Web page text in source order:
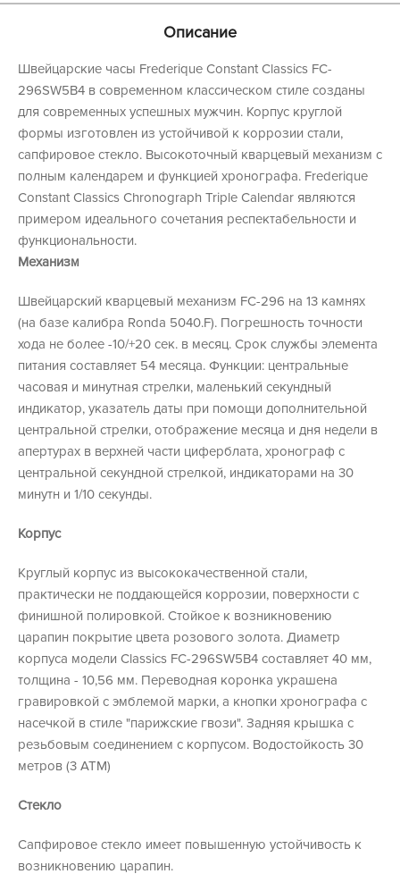
Описание
Швейцарские часы Frederique Constant Classics FC-
296SW5B4 в современном классическом стиле созданы
для современных успешных мужчин. Корпус круглой
формы изготовлен из устойчивой к коррозии стали,
сапфировое стекло. Высокоточный кварцевый механизм с
полным календарем и функцией хронографа. Frederique
Constant Classics Chronograph Triple Calendar являются
примером идеального сочетания респектабельности и
функциональности.
Механизм
Швейцарский кварцевый механизм FC-296 на 13 камнях
(на базе калибра Ronda 5040.F). Погрешность точности
хода не более -10/+20 сек. в месяц. Срок службы элемента
питания составляет 54 месяца. Функции: центральные
часовая и минутная стрелки, маленький секундный
индикатор, указатель даты при помощи дополнительной
центральной стрелки, отображение месяца и дня недели в
апертурах в верхней части циферблата, хронограф с
центральной секундной стрелкой, индикаторами на 30
минутн и 1/10 секунды.
Корпус
Круглый корпус из высококачественной стали,
практически не поддающейся коррозии, поверхности с
финишной полировкой. Стойкое к возникновению
царапин покрытие цвета розового золота. Диаметр
корпуса модели Classics FC-296SW5B4 составляет 40 мм,
толщина - 10,56 мм. Переводная коронка украшена
гравировкой с эмблемой марки, а кнопки хронографа с
насечкой в стиле "парижские гвози". Задняя крышка с
резьбовым соединением с корпусом. Водостойкость 30
метров (3 АТМ)
Стекло
Сапфировое стекло имеет повышенную устойчивость к
возникновению царапин.